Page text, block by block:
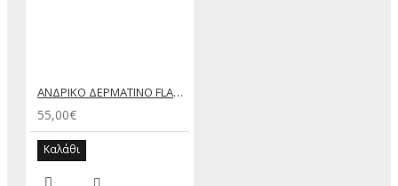
ΑΝΔΡΙΚΟ ΔΕΡΜΑΤΙΝΟ FLAT ΣΑΝΔΑΛΙ ΜΑΥΡΟ ΑΧΙΛΛΕΑΣ
55,00€
Καλάθι